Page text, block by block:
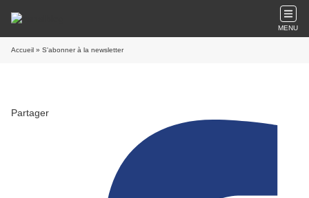
MENU
Accueil » S'abonner à la newsletter
Partager